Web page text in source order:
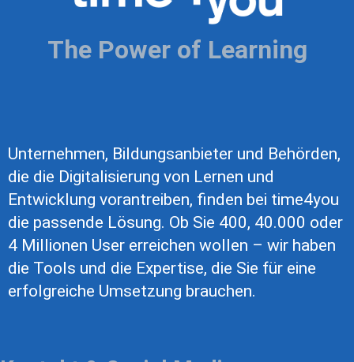
The Power of Learning
Unternehmen, Bildungsanbieter und Behörden,
die die Digitalisierung von Lernen und
Entwicklung vorantreiben, finden bei time4you
die passende Lösung. Ob Sie 400, 40.000 oder
4 Millionen User erreichen wollen – wir haben
die Tools und die Expertise, die Sie für eine
erfolgreiche Umsetzung brauchen.